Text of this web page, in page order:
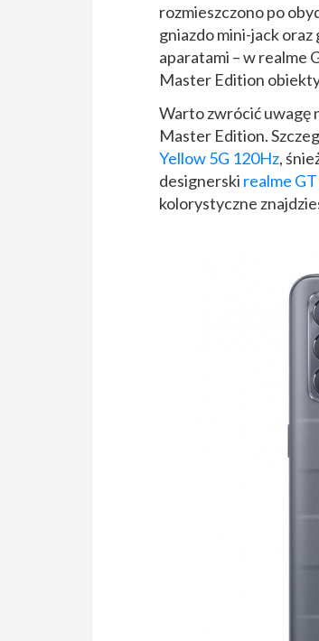
rozmieszczono po
gniazdo mini-jack
aparatami – w realme
Master Edition
Warto zwrócić uwagę
Master Edition.
Yellow 5G 120Hz,
designerski realme
kolorystyczne